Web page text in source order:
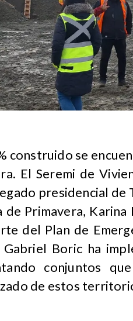
construido se
El Seremi de
presidencial de
de Primavera,
del Plan de
Boric ha
conjuntos
de estos